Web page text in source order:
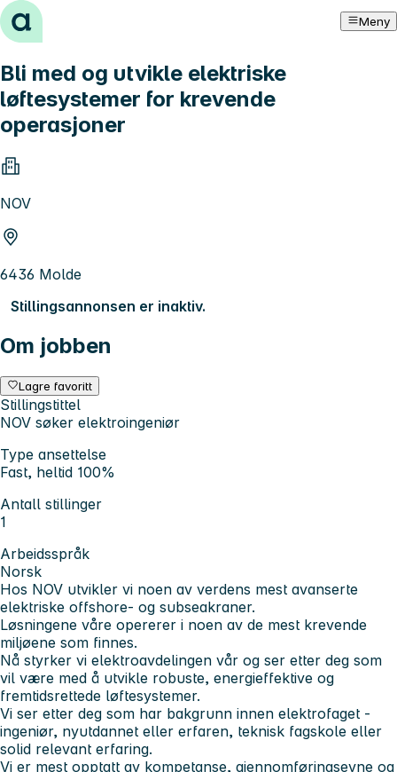
Hopp til innhold Meny
Bli med og utvikle elektriske
løftesystemer for krevende
operasjoner
NOV
6436 Molde
Stillingsannonsen er inaktiv.
Om jobben
Lagre favoritt
Stillingstittel
NOV søker elektroingeniør
Type ansettelse
Fast, heltid 100%
Antall stillinger
1
Arbeidsspråk
Norsk
Hos NOV utvikler vi noen av verdens mest avanserte
elektriske offshore- og subseakraner.
Løsningene våre opererer i noen av de mest krevende
miljøene som finnes.
Nå styrker vi elektroavdelingen vår og ser etter deg som
vil være med å utvikle robuste, energieffektive og
fremtidsrettede løftesystemer.
Vi ser etter deg som har bakgrunn innen elektrofaget -
ingeniør, nyutdannet eller erfaren, teknisk fagskole eller
solid relevant erfaring.
Vi er mest opptatt av kompetanse, gjennomføringsevne og